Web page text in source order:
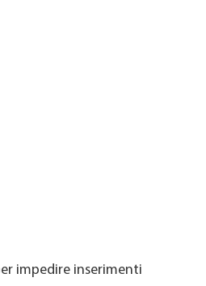
impedire inserimenti